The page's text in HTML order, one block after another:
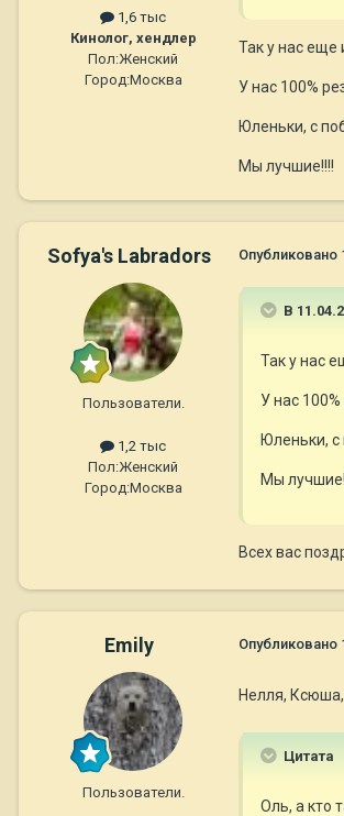
1,6 тыс
Кинолог, хендлер
Пол:Женский
Город:Москва
Так у нас еще
У нас 100%
Юленьки, с
Мы лучшие!!!!
Sofya's Labradors
Пользователи.
1,2 тыс
Пол:Женский
Город:Москва
Опубликовано
В
Так у нас
У нас 100%
Юленьки, с
Мы
Всех вас
Emily
Пользователи.
Опубликовано
Нелля, Ксюша,
Цитата
Оль, а кто